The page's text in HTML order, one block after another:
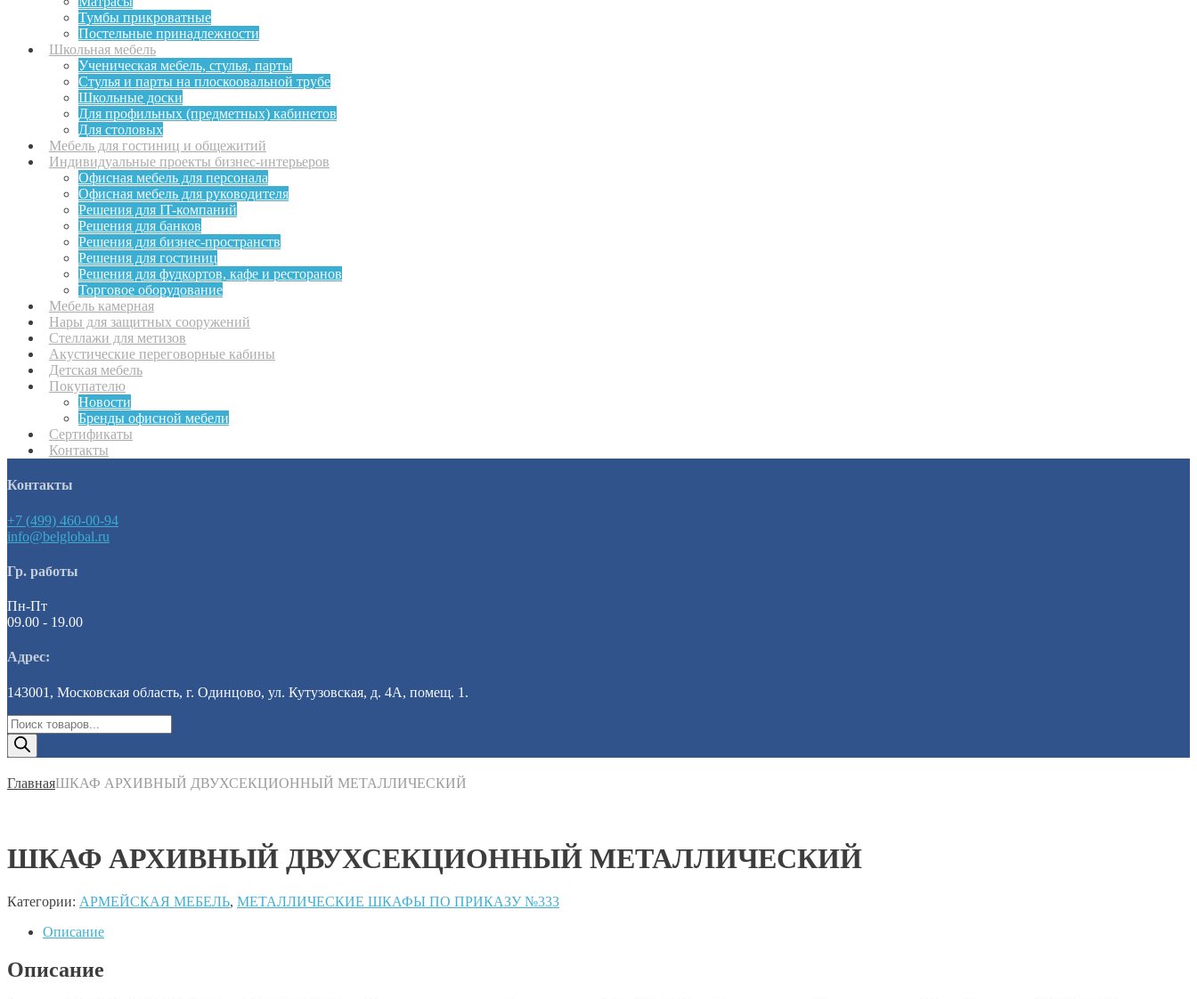
Тумбы прикроватные
Постельные принадлежности
Школьная мебель
Ученическая мебель, стулья, парты
Стулья и парты на плоскоовальной трубе
Школьные доски
Для профильных (предметных) кабинетов
Для столовых
Мебель для гостиниц и общежитий
Индивидуальные проекты бизнес-интерьеров
Офисная мебель для персонала
Офисная мебель для руководителя
Решения для IT-компаний
Решения для банков
Решения для бизнес-пространств
Решения для гостиниц
Решения для фудкортов, кафе и ресторанов
Торговое оборудование
Мебель камерная
Нары для защитных сооружений
Стеллажи для метизов
Акустические переговорные кабины
Детская мебель
Покупателю
Новости
Бренды офисной мебели
Сертификаты
Контакты
Контакты
+7 (499) 460-00-94
info@belglobal.ru
Гр. работы
Пн-Пт
09.00 - 19.00
Адрес:
143001, Московская область, г. Одинцово, ул. Кутузовская, д. 4А, помещ. 1.
Поиск
товаров
ГлавнаяШКАФ АРХИВНЫЙ ДВУХСЕКЦИОННЫЙ МЕТАЛЛИЧЕСКИЙ
ШКАФ АРХИВНЫЙ ДВУХСЕКЦИОННЫЙ МЕТАЛЛИЧЕСКИЙ
Категории: АРМЕЙСКАЯ МЕБЕЛЬ, МЕТАЛЛИЧЕСКИЕ ШКАФЫ ПО ПРИКАЗУ №333
Описание
Описание